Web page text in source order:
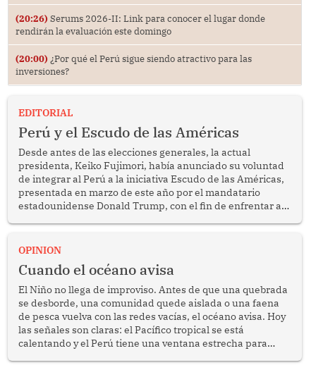
(20:26) Serums 2026-II: Link para conocer el lugar donde
rendirán la evaluación este domingo
(20:00) ¿Por qué el Perú sigue siendo atractivo para las
inversiones?
EDITORIAL
Perú y el Escudo de las Américas
Desde antes de las elecciones generales, la actual
presidenta, Keiko Fujimori, había anunciado su voluntad
de integrar al Perú a la iniciativa Escudo de las Américas,
presentada en marzo de este año por el mandatario
estadounidense Donald Trump, con el fin de enfrentar al
OPINION
Cuando el océano avisa
El Niño no llega de improviso. Antes de que una quebrada
se desborde, una comunidad quede aislada o una faena
de pesca vuelva con las redes vacías, el océano avisa. Hoy
las señales son claras: el Pacífico tropical se está
calentando y el Perú tiene una ventana estrecha para